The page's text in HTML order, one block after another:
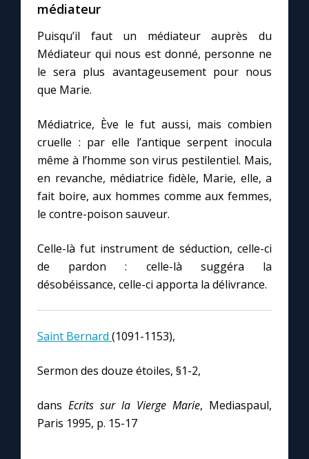
médiateur
Puisqu’il faut un médiateur auprès du
Médiateur qui nous est donné, personne ne
le sera plus avantageusement pour nous
que Marie.
Médiatrice, Ève le fut aussi, mais combien
cruelle : par elle l’antique serpent inocula
même à l’homme son virus pestilentiel. Mais,
en revanche, médiatrice fidèle, Marie, elle, a
fait boire, aux hommes comme aux femmes,
le contre-poison sauveur.
Celle-là fut instrument de séduction, celle-ci
de pardon : celle-là suggéra la
désobéissance, celle-ci apporta la délivrance.
Saint Bernard (1091-1153),
Sermon des douze étoiles, §1-2,
dans Ecrits sur la Vierge Marie, Mediaspaul,
Paris 1995, p. 15-17